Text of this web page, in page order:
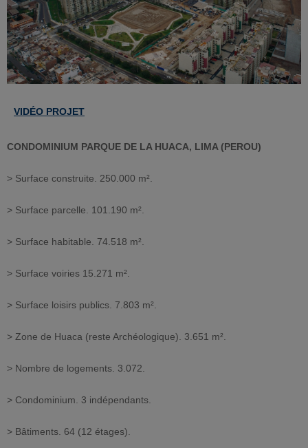
VIDÉO PROJET
CONDOMINIUM PARQUE DE LA HUACA, LIMA (PEROU)
> Surface construite. 250.000 m².
> Surface parcelle. 101.190 m².
> Surface habitable. 74.518 m².
> Surface voiries 15.271 m².
> Surface loisirs publics. 7.803 m².
> Zone de Huaca (reste Archéologique). 3.651 m².
> Nombre de logements. 3.072.
> Condominium. 3 indépendants.
> Bâtiments. 64 (12 étages).